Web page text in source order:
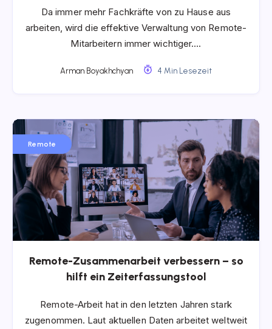
Da immer mehr Fachkräfte von zu Hause aus
arbeiten, wird die effektive Verwaltung von Remote-
Mitarbeitern immer wichtiger….
Arman Boyakhchyan 4 Min Lesezeit
Remote
Remote-Zusammenarbeit verbessern – so
hilft ein Zeiterfassungstool
Remote-Arbeit hat in den letzten Jahren stark
zugenommen. Laut aktuellen Daten arbeitet weltweit